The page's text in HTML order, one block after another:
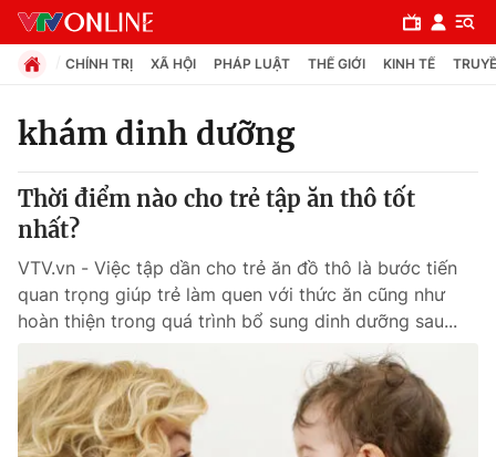
Chuyên mục
Chính trị
Xã hội
Y tế
CHÍNH TRỊ XÃ HỘI PHÁP LUẬT THẾ GIỚI KINH TẾ
khám dinh dưỡng
Thời điểm nào cho trẻ tập ăn thô tốt
nhất?
VTV.vn - Việc tập dần cho trẻ ăn đồ thô là bước tiến
quan trọng giúp trẻ làm quen với thức ăn cũng như
hoàn thiện trong quá trình bổ sung dinh dưỡng sau...